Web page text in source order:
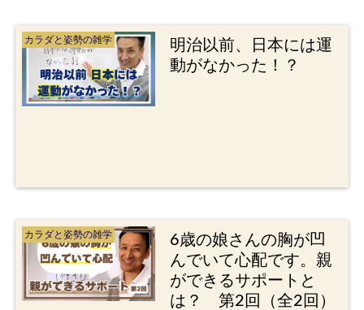
カラダと姿勢の雑学
明治以前、日本には運
動がなかった！？
カラダと姿勢の雑学
6歳の娘さんの胸が凹
んでいて心配です。親
ができるサポートと
は？ 第2回（全2回）